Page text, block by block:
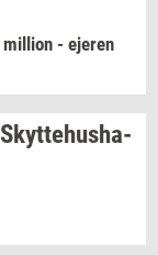
mil­li­on - eje­ren
Skyt­te­hus­ha­